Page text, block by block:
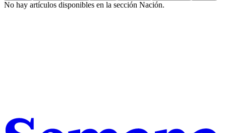
No hay artículos disponibles en la sección Nación.